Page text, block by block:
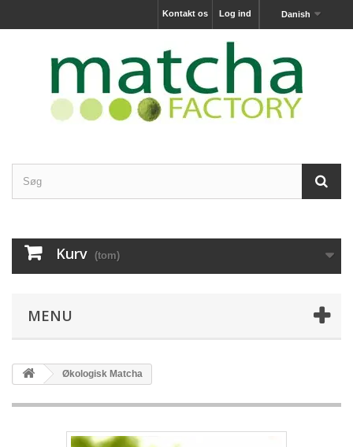
Danish
Log ind
Kontakt os
Kurv (tom)
MENU
Økologisk Matcha